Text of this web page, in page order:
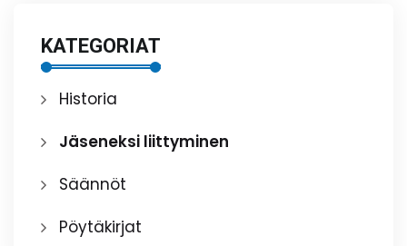
KATEGORIAT
Historia
Jäseneksi liittyminen
Säännöt
Pöytäkirjat